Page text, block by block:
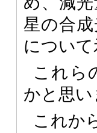
星の合
について
これら
かと思い
これか